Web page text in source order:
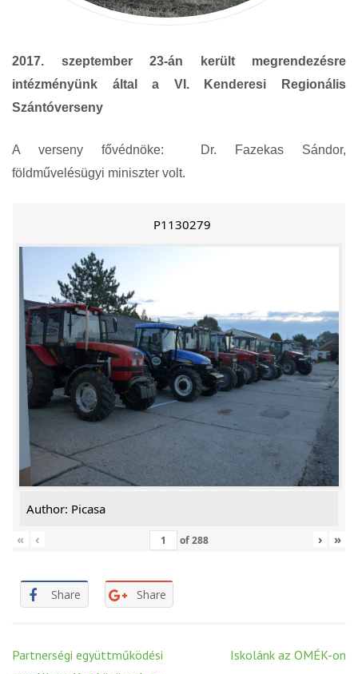
2017. szeptember 23-án került megrendezésre
intézményünk által a VI. Kenderesi Regionális
Szántóverseny
A verseny fővédnöke: Dr. Fazekas Sándor,
földművelésügyi miniszter volt.
P1130279
Author: Picasa
«
‹ of288 › »
Share Share
Post
Partnerségi együttműködési
Iskolánk az OMÉK-on